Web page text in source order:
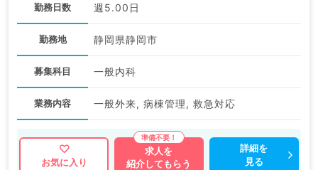
勤務日数 週5.00日
勤務地 静岡県静岡市
募集科目 一般内科
業務内容 一般外来, 病棟管理, 救急対応
お気に入り
求人を
紹介してもらう
詳細を
見る